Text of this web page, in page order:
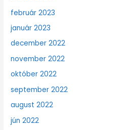
február 2023
január 2023
december 2022
november 2022
október 2022
september 2022
august 2022
jún 2022